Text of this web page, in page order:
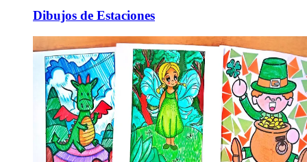
Dibujos de Estaciones